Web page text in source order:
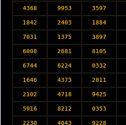
4368 9953 3597
1842 2403 1884
7031 1375 3897
6008 2681 8105
6744 6224 0332
1646 4373 2811
2102 4718 9425
5916 8212 0353
2230 4043 9228